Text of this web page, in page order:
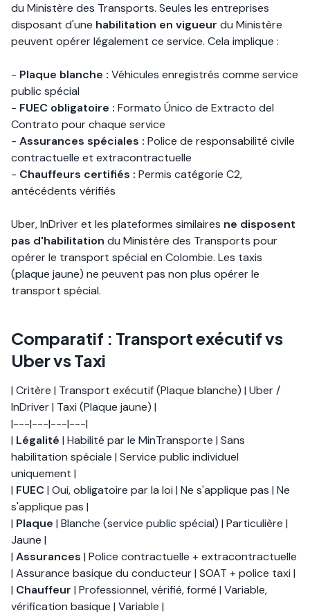
du Ministère des Transports. Seules les entreprises
disposant d'une habilitation en vigueur du Ministère
peuvent opérer légalement ce service. Cela implique :
- Plaque blanche : Véhicules enregistrés comme service
public spécial
- FUEC obligatoire : Formato Único de Extracto del
Contrato pour chaque service
- Assurances spéciales : Police de responsabilité civile
contractuelle et extracontractuelle
- Chauffeurs certifiés : Permis catégorie C2,
antécédents vérifiés
Uber, InDriver et les plateformes similaires ne disposent
pas d'habilitation du Ministère des Transports pour
opérer le transport spécial en Colombie. Les taxis
(plaque jaune) ne peuvent pas non plus opérer le
transport spécial.
Comparatif : Transport exécutif vs
Uber vs Taxi
| Critère | Transport exécutif (Plaque blanche) | Uber /
InDriver | Taxi (Plaque jaune) |
|---|---|---|---|
| Légalité | Habilité par le MinTransporte | Sans
habilitation spéciale | Service public individuel
uniquement |
| FUEC | Oui, obligatoire par la loi | Ne s'applique pas | Ne
s'applique pas |
| Plaque | Blanche (service public spécial) | Particulière |
Jaune |
| Assurances | Police contractuelle + extracontractuelle
| Assurance basique du conducteur | SOAT + police taxi |
| Chauffeur | Professionnel, vérifié, formé | Variable,
vérification basique | Variable |